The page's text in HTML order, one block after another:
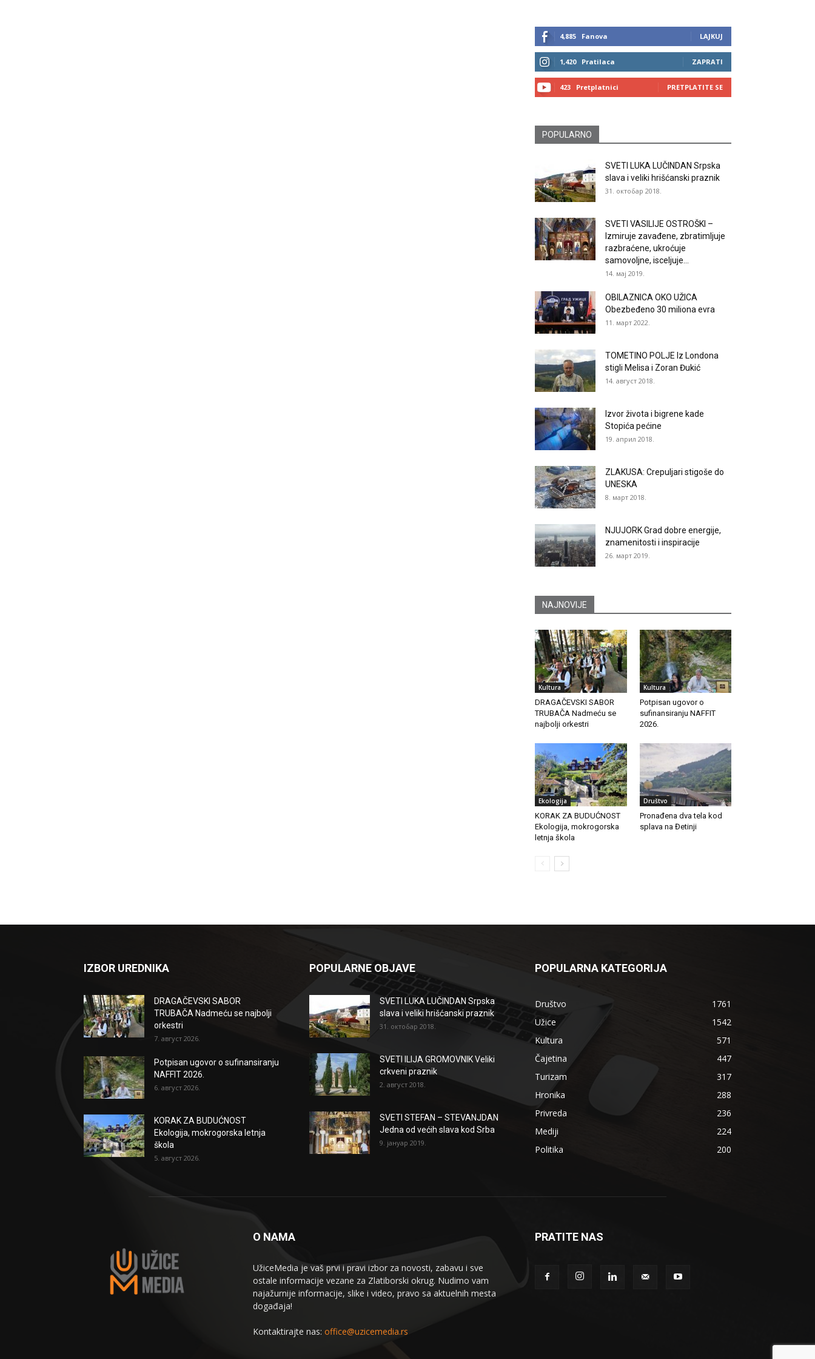
4,885 Fanova LAJKUJ
1,420 Pratilaca ZAPRATI
423 Pretplatnici PRETPLATITE SE
POPULARNO
SVETI LUKA LUČINDAN Srpska
slava i veliki hrišćanski praznik
31. октобар 2018.
SVETI VASILIJE OSTROŠKI –
Izmiruje zavađene, zbratimljuje
razbraćene, ukroćuje
samovoljne, isceljuje...
14. мај 2019.
OBILAZNICA OKO UŽICA
Obezbeđeno 30 miliona evra
11. март 2022.
TOMETINO POLJE Iz Londona
stigli Melisa i Zoran Đukić
14. август 2018.
Izvor života i bigrene kade
Stopića pećine
19. април 2018.
ZLAKUSA: Crepuljari stigoše do
UNESKA
8. март 2018.
NJUJORK Grad dobre energije,
znamenitosti i inspiracije
26. март 2019.
NAJNOVIJE
Kultura
DRAGAČEVSKI SABOR
TRUBAČA Nadmeću se
najbolji orkestri
Kultura
Potpisan ugovor o
sufinansiranju NAFFIT
2026.
Ekologija
KORAK ZA BUDUĆNOST
Ekologija, mokrogorska
letnja škola
Društvo
Pronađena dva tela kod
splava na Đetinji
IZBOR UREDNIKA
DRAGAČEVSKI SABOR
TRUBAČA Nadmeću se najbolji
orkestri
7. август 2026.
Potpisan ugovor o sufinansiranju
NAFFIT 2026.
6. август 2026.
KORAK ZA BUDUĆNOST
Ekologija, mokrogorska letnja
škola
5. август 2026.
POPULARNE OBJAVE
SVETI LUKA LUČINDAN Srpska
slava i veliki hrišćanski praznik
31. октобар 2018.
SVETI ILIJA GROMOVNIK Veliki
crkveni praznik
2. август 2018.
SVETI STEFAN – STEVANJDAN
Jedna od većih slava kod Srba
9. јануар 2019.
POPULARNA KATEGORIJA
Društvo
1761
Užice
1542
Kultura
571
Čajetina
447
Turizam
317
Hronika
288
Privreda
236
Mediji
224
Politika
200
O NAMA
UžiceMedia je vaš prvi i pravi izbor za novosti, zabavu i sve
ostale informacije vezane za Zlatiborski okrug. Nudimo vam
najažurnije informacije, slike i video, pravo sa aktuelnih mesta
događaja!
Kontaktirajte nas: office@uzicemedia.rs
PRATITE NAS